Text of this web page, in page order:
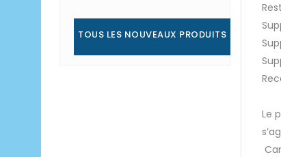
TOUS LES NOUVEAUX PRODUITS
Le